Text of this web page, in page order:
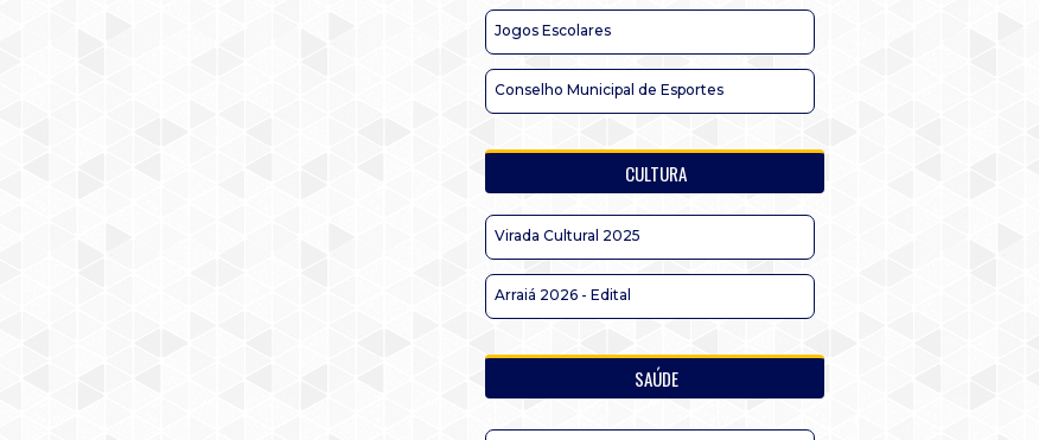
Jogos Escolares
Conselho Municipal de Esportes
CULTURA
Virada Cultural 2025
Arraiá 2026 - Edital
SAÚDE